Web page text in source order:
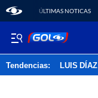
ÚLTIMAS NOTICAS
Tendencias: LUIS DÍAZ